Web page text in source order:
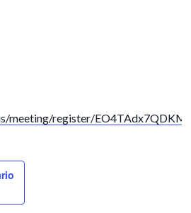
meeting/register/